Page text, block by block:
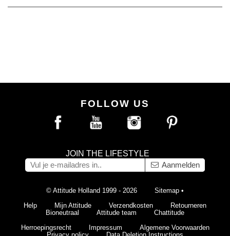
FOLLOW US
JOIN THE LIFESTYLE
Aanmelden
© Attitude Holland 1999 - 2026 Sitemap •
Help
Mijn Attitude Verzendkosten
Retourneren
Bioneutraal
Attitude team
Chattitude
Herroepingsrecht
Impressum
Algemene Voorwaarden